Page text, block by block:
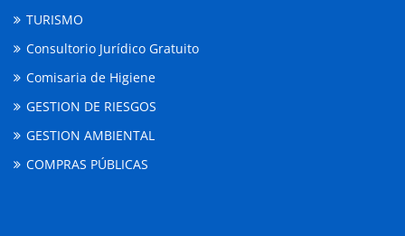
TURISMO
Consultorio Jurídico Gratuito
Comisaria de Higiene
GESTION DE RIESGOS
GESTION AMBIENTAL
COMPRAS PÚBLICAS